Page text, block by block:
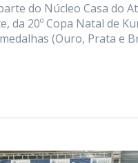
do Núcleo Casa do
da 20º Copa Natal de
(Ouro, Prata e